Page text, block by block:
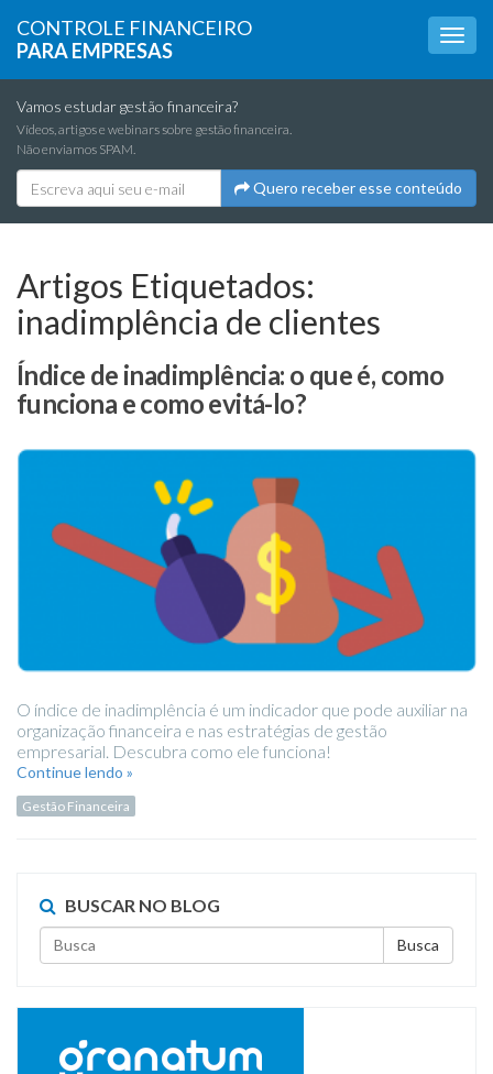
CONTROLE FINANCEIRO
PARA EMPRESAS
Vamos estudar gestão financeira?
Vídeos, artigos e webinars sobre gestão financeira.
Não enviamos SPAM.
Quero receber esse conteúdo
Artigos Etiquetados:
inadimplência de clientes
Índice de inadimplência: o que é, como
funciona e como evitá-lo?
O índice de inadimplência é um indicador que pode auxiliar na
organização financeira e nas estratégias de gestão
empresarial. Descubra como ele funciona!
Continue lendo »
Gestão Financeira
BUSCAR NO BLOG
Busca